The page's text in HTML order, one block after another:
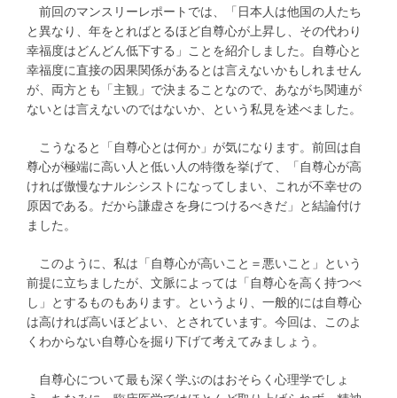
前回のマンスリーレポートでは、「日本人は他国の人たち
と異なり、年をとればとるほど自尊心が上昇し、その代わり
幸福度はどんどん低下する」ことを紹介しました。自尊心と
幸福度に直接の因果関係があるとは言えないかもしれません
が、両方とも「主観」で決まることなので、あながち関連が
ないとは言えないのではないか、という私見を述べました。
こうなると「自尊心とは何か」が気になります。前回は自
尊心が極端に高い人と低い人の特徴を挙げて、「自尊心が高
ければ傲慢なナルシシストになってしまい、これが不幸せの
原因である。だから謙虚さを身につけるべきだ」と結論付け
ました。
このように、私は「自尊心が高いこと＝悪いこと」という
前提に立ちましたが、文脈によっては「自尊心を高く持つべ
し」とするものもあります。というより、一般的には自尊心
は高ければ高いほどよい、とされています。今回は、このよ
くわからない自尊心を掘り下げて考えてみましょう。
自尊心について最も深く学ぶのはおそらく心理学でしょ